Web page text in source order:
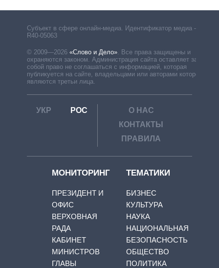
Субъект в сфере онлайн-медиа. Идентификатор медиа –
R40-05063
© 2009—2026 «Слово и Дело»
Все права защищены и
охраняются законом. Администрация сайта оставляет за
собой право не соглашаться с информацией, которая
публикуется на сайте, владельцами или авторами которой
являются третьи лица.
УКР РОС
О НАС
КОНТАКТЫ
ПРАВИЛА
МОНИТОРИНГ
ПРЕЗИДЕНТ И
ОФИС
ВЕРХОВНАЯ
РАДА
КАБИНЕТ
МИНИСТРОВ
ГЛАВЫ
ТЕМАТИКИ
БИЗНЕС
КУЛЬТУРА
НАУКА
НАЦИОНАЛЬНАЯ
БЕЗОПАСНОСТЬ
ОБЩЕСТВО
ПОЛИТИКА